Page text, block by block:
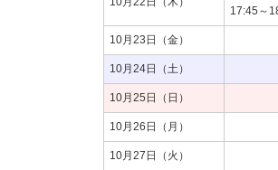
17:45～
10月23日（金）
10月24日（土）
10月25日（日）
10月26日（月）
10月27日（火）